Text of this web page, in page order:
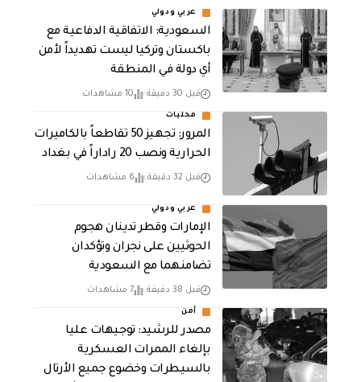
عربي ودولي
السعودية: الاتفاقية الدفاعية مع
باكستان وتركيا ليست تهديداً لأمن
أي دولة في المنطقة
قبل 30 دقيقة 10 مشاهدات
محليات
المرور: تجهيز 50 تقاطعاً بالكاميرات
الحرارية ونصب 20 راداراً في بغداد
قبل 32 دقيقة 6 مشاهدات
عربي ودولي
الإمارات وقطر تدينان هجوم
الحوثيين على نجران وتؤكدان
تضامنهما مع السعودية
قبل 38 دقيقة 7 مشاهدات
أمن
مصدر للرشيد: توجيهات عليا
بإلغاء الممرات العسكرية
بالسيطرات وخضوع جميع الأرتال